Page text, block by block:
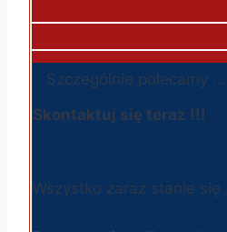
Szczególnie polecamy …
Skontaktuj się teraz !!!
Wszystko zaraz stanie się